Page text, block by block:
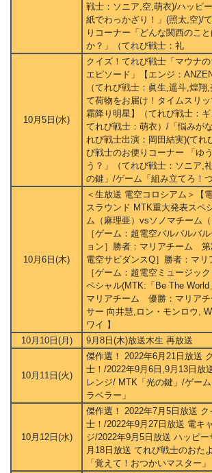
戦士：ソニア,空,萌衣)/ハッピ
紙でわっかざり！」(照太,空)/
りコーナー「どんな関西のこ
か？」（てれび戦士：礼
10月5日(水)
クイズ！てれび戦士「マウナ
エピソード」【エンジ：
（てれび戦士：眞生,遥斗,煌翔
て荷物をお届け！タイムスリッ
霜降り明星】（てれび戦士：
てれび戦士：萌衣）/「悩みが
れび戦士出演：岡田結実)(てれ
び戦士のお便りコーナー 「ゆ
う？」（てれび戦士：ソニア,
の鍵」/ゲーム「組み立てろ！
10月6日(木)
＜生放送 電空コロシアム＞【
スラウンド MTK重大発表スペ
ム（麻理亜）vsソノマチーム
［ゲーム：超電空バルバルバ
ョン］勝者：マリアチーム 第
電空サビダンスQ］勝者：マ
［ゲーム：超電空ミュージッ
ペシャル(MTK:「Be The World
マリアチーム 優勝：マリアチ
サー 向井慧,ロン・モンロウ,
ワイ 】
10月10日(月)
9月8日(木)放送木生 再放送
10月11日(火)
傑作選！ 2022年6月21日放送
士！/2022年9月6日,9月13日放
レンジ/ MTK「光の鍵」/ゲー
ラベラー」
10月12日(水)
傑作選！ 2022年7月5日放送
士！/2022年9月27日放送 電キ
ジ/2022年9月5日放送 ハッピ
月18日放送 てれび戦士のおた
「覚えて！おつかいマスター」